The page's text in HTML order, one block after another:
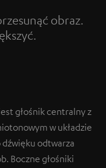
obraz.
głośnik centralny z
w układzie
odtwarza
Boczne głośniki